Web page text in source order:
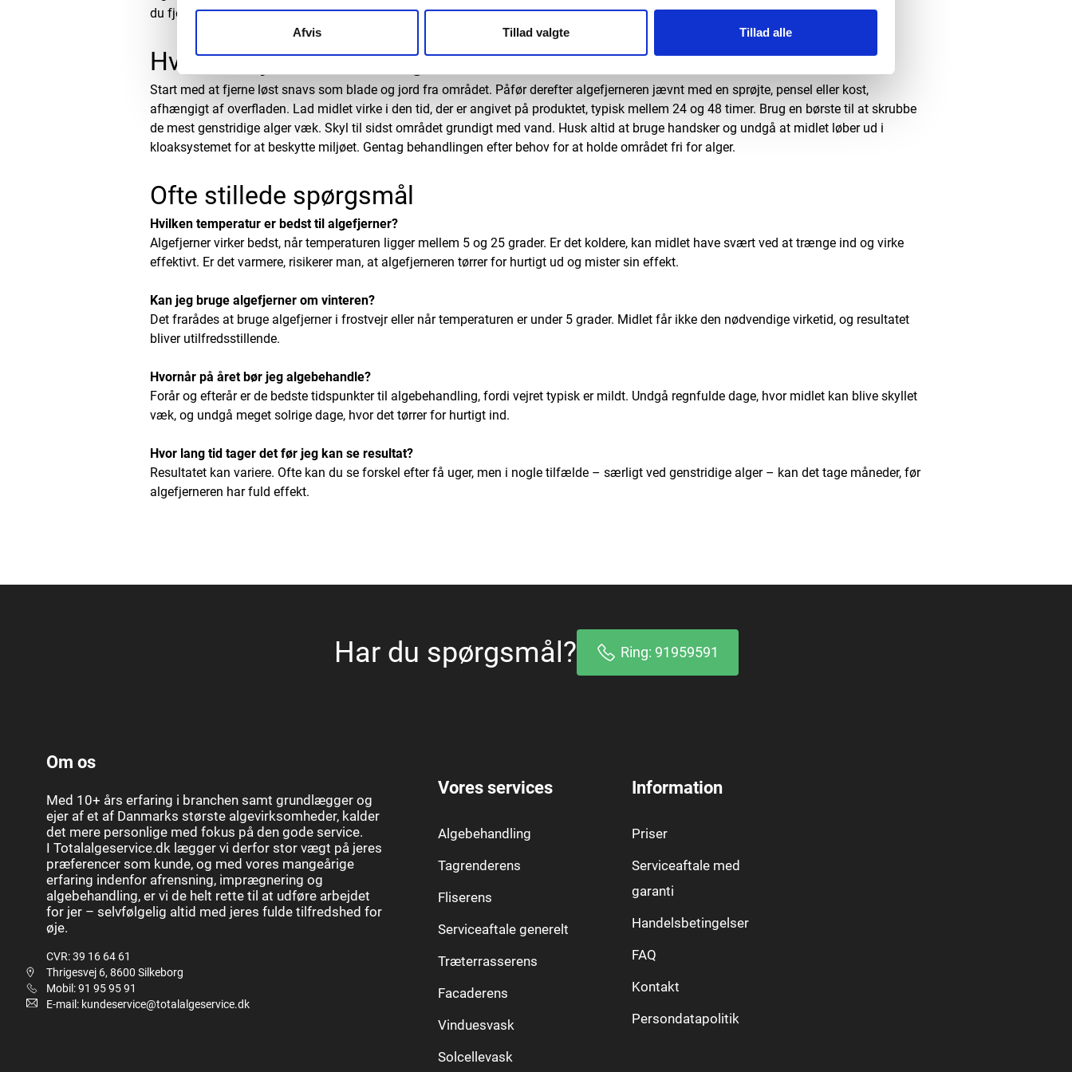
Afvis Tillad valgte Tillad alle
du fjerner alger tidligt på sæsonen, kan du forhindre dem i at sprede sig yderligere.
Hvordan fjerner man alger?
Start med at fjerne løst snavs som blade og jord fra området. Påfør derefter algefjerneren jævnt med en sprøjte, pensel eller kost,
afhængigt af overfladen. Lad midlet virke i den tid, der er angivet på produktet, typisk mellem 24 og 48 timer. Brug en børste til at skrubbe
de mest genstridige alger væk. Skyl til sidst området grundigt med vand. Husk altid at bruge handsker og undgå at midlet løber ud i
kloaksystemet for at beskytte miljøet. Gentag behandlingen efter behov for at holde området fri for alger.
Ofte stillede spørgsmål
Hvilken temperatur er bedst til algefjerner?
Algefjerner virker bedst, når temperaturen ligger mellem 5 og 25 grader. Er det koldere, kan midlet have svært ved at trænge ind og virke
effektivt. Er det varmere, risikerer man, at algefjerneren tørrer for hurtigt ud og mister sin effekt.
Kan jeg bruge algefjerner om vinteren?
Det frarådes at bruge algefjerner i frostvejr eller når temperaturen er under 5 grader. Midlet får ikke den nødvendige virketid, og resultatet
bliver utilfredsstillende.
Hvornår på året bør jeg algebehandle?
Forår og efterår er de bedste tidspunkter til algebehandling, fordi vejret typisk er mildt. Undgå regnfulde dage, hvor midlet kan blive skyllet
væk, og undgå meget solrige dage, hvor det tørrer for hurtigt ind.
Hvor lang tid tager det før jeg kan se resultat?
Resultatet kan variere. Ofte kan du se forskel efter få uger, men i nogle tilfælde – særligt ved genstridige alger – kan det tage måneder, før
algefjerneren har fuld effekt.
Har du spørgsmål? Ring: 91959591
Om os
Med 10+ års erfaring i branchen samt grundlægger og
ejer af et af Danmarks største algevirksomheder, kalder
det mere personlige med fokus på den gode service.
I Totalalgeservice.dk lægger vi derfor stor vægt på jeres
præferencer som kunde, og med vores mangeårige
erfaring indenfor afrensning, imprægnering og
algebehandling, er vi de helt rette til at udføre arbejdet
for jer – selvfølgelig altid med jeres fulde tilfredshed for
øje.
CVR: 39 16 64 61
Thrigesvej 6, 8600 Silkeborg
Mobil: 91 95 95 91
E-mail: kundeservice@totalalgeservice.dk
Vores services
Algebehandling
Tagrenderens
Fliserens
Serviceaftale generelt
Træterrasserens
Facaderens
Vinduesvask
Solcellevask
Information
Priser
Serviceaftale med
garanti
Handelsbetingelser
FAQ
Kontakt
Persondatapolitik